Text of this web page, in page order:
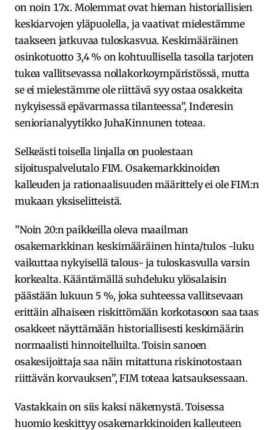
on noin 17x. Molemmat ovat hieman historiallisien
keskiarvojen yläpuolella, ja vaativat mielestämme
taakseen jatkuvaa tuloskasvua. Keskimääräinen
osinkotuotto 3,4 % on kohtuullisella tasolla tarjoten
tukea vallitsevassa nollakorkoympäristössä, mutta
se ei mielestämme ole riittävä syy ostaa osakkeita
nykyisessä epävarmassa tilanteessa”, Inderesin
seniorianalyytikko JuhaKinnunen toteaa.
Selkeästi toisella linjalla on puolestaan
sijoituspalvelutalo FIM. Osakemarkkinoiden
kalleuden ja rationaalisuuden määrittely ei ole FIM:n
mukaan yksiselitteistä.
”Noin 20:n paikkeilla oleva maailman
osakemarkkinan keskimääräinen hinta/tulos -luku
vaikuttaa nykyisellä talous- ja tuloskasvulla varsin
korkealta. Kääntämällä suhdeluku ylösalaisin
päästään lukuun 5 %, joka suhteessa vallitsevaan
erittäin alhaiseen riskittömään korkotasoon saa taas
osakkeet näyttämään historiallisesti keskimäärin
normaalisti hinnoitelluilta. Toisin sanoen
osakesijoittaja saa näin mitattuna riskinotostaan
riittävän korvauksen”, FIM toteaa katsauksessaan.
Vastakkain on siis kaksi näkemystä. Toisessa
huomio keskittyy osakemarkkinoiden kalleuteen